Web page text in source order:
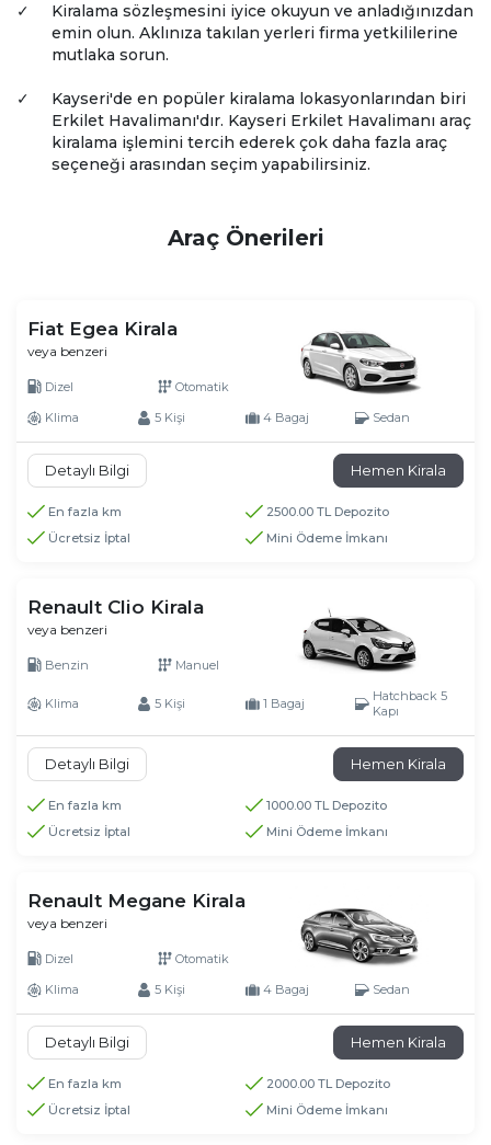
✓
Kiralama sözleşmesini iyice okuyun ve anladığınızdan
emin olun. Aklınıza takılan yerleri firma yetkililerine
mutlaka sorun.
✓
Kayseri'de en popüler kiralama lokasyonlarından biri
Erkilet Havalimanı'dır. Kayseri Erkilet Havalimanı araç
kiralama işlemini tercih ederek çok daha fazla araç
seçeneği arasından seçim yapabilirsiniz.
Araç Önerileri
Fiat Egea Kirala
veya benzeri
Dizel Otomatik
Klima 5 Kişi 4 Bagaj Sedan
Detaylı Bilgi Hemen Kirala
En fazla km
2500.00 TL Depozito
Ücretsiz İptal
Mini Ödeme İmkanı
Renault Clio Kirala
veya benzeri
Benzin Manuel
Klima 5 Kişi 1 Bagaj
Hatchback 5
Kapı
Detaylı Bilgi Hemen Kirala
En fazla km
1000.00 TL Depozito
Ücretsiz İptal
Mini Ödeme İmkanı
Renault Megane Kirala
veya benzeri
Dizel Otomatik
Klima 5 Kişi 4 Bagaj Sedan
Detaylı Bilgi Hemen Kirala
En fazla km
2000.00 TL Depozito
Ücretsiz İptal
Mini Ödeme İmkanı